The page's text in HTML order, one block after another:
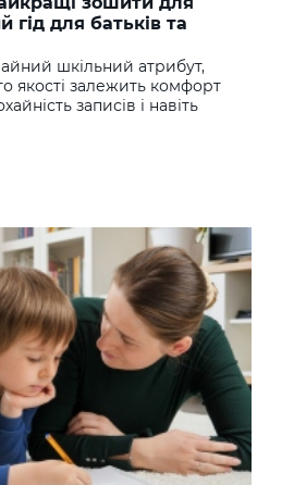
гід для батьків та
шкільний атрибут,
якості залежить комфорт
записів і навіть